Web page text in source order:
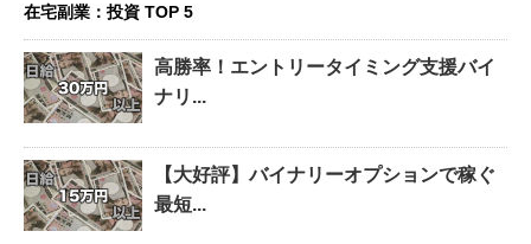
在宅副業：投資 TOP 5
高勝率！エントリータイミング支援バイ
ナリ...
【大好評】バイナリーオプションで稼ぐ
最短...